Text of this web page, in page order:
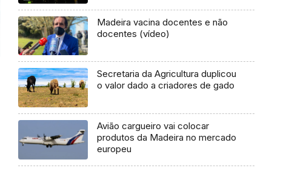
Madeira vacina docentes e não
docentes (vídeo)
Secretaria da Agricultura duplicou
o valor dado a criadores de gado
Avião cargueiro vai colocar
produtos da Madeira no mercado
europeu